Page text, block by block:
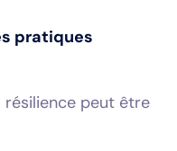
pratiques
peut être